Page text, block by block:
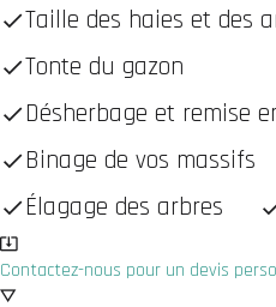
Taille des haies et des
Tonte du gazon
Désherbage et remise
Binage de vos massifs
Élagage des arbres
Contactez-nous pour un devis